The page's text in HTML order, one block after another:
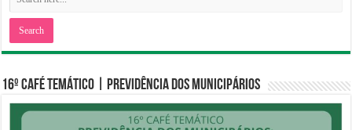
16º CAFÉ TEMÁTICO | PREVIDÊNCIA DOS MUNICIPÁRIOS